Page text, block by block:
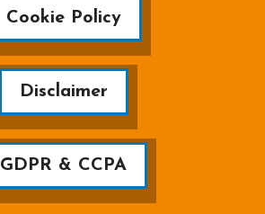
Cookie Policy
Disclaimer
GDPR & CCPA